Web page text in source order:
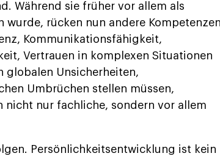
Während sie früher vor allem als
wurde, rücken nun andere Kompetenzen
Kommunikationsfähigkeit,
Vertrauen in komplexen Situationen
globalen Unsicherheiten,
Umbrüchen stellen müssen,
nicht nur fachliche, sondern vor allem
Persönlichkeitsentwicklung ist kein